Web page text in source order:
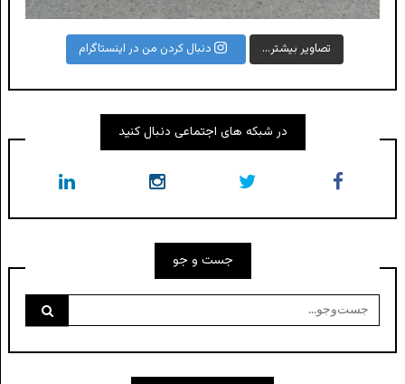
تصاویر بیشتر... دنبال کردن من در اینستاگرام
در شبکه های اجتماعی دنبال کنید
جست و جو
جست‌وجو
برای: